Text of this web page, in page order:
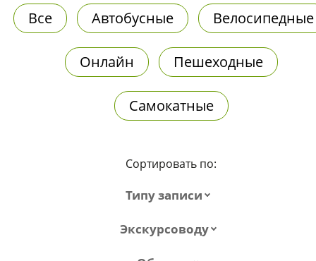
Все Автобусные Велосипедные
Онлайн Пешеходные
Самокатные
Сортировать по:
Типу записи
Экскурсоводу